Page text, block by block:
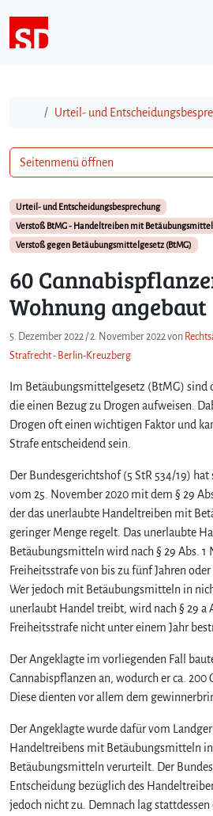
StartUrteil- und
Urteil- und Entscheidungsbesprechung
Verstoß BtMG - Handeltreiben mit
Verstoß gegen Betäubungsmittelgesetz (BtMG)
60
Wohnung angebaut
5. Dezember 2022 /2. November 2022von
Strafrecht - Berlin-Kreuzberg
Im Betäubungsmittelgesetz (BtMG) sind
die einen Bezug zu Drogen aufweisen.
Drogen oft einen wichtigen Faktor und
Strafe entscheidend sein.
Der Bundesgerichtshof (5 StR 534/19)
vom 25. November 2020 mit dem § 29
der das unerlaubte Handeltreiben mit
geringer Menge regelt. Das unerlaubte
Betäubungsmitteln wird nach § 29 Abs. 1
Freiheitsstrafe von bis zu fünf Jahren
Wer jedoch mit Betäubungsmitteln in
unerlaubt Handel treibt, wird nach § 29 a
Freiheitsstrafe nicht unter einem Jahr
Der Angeklagte im vorliegenden Fall
Cannabispflanzen an, wodurch er ca. 200
Diese dienten vor allem dem
Der Angeklagte wurde dafür vom
Handeltreibens mit Betäubungsmitteln
Betäubungsmitteln verurteilt. Der
Entscheidung bezüglich des
jedoch nicht zu. Demnach lag
Seitenmenü öffnen